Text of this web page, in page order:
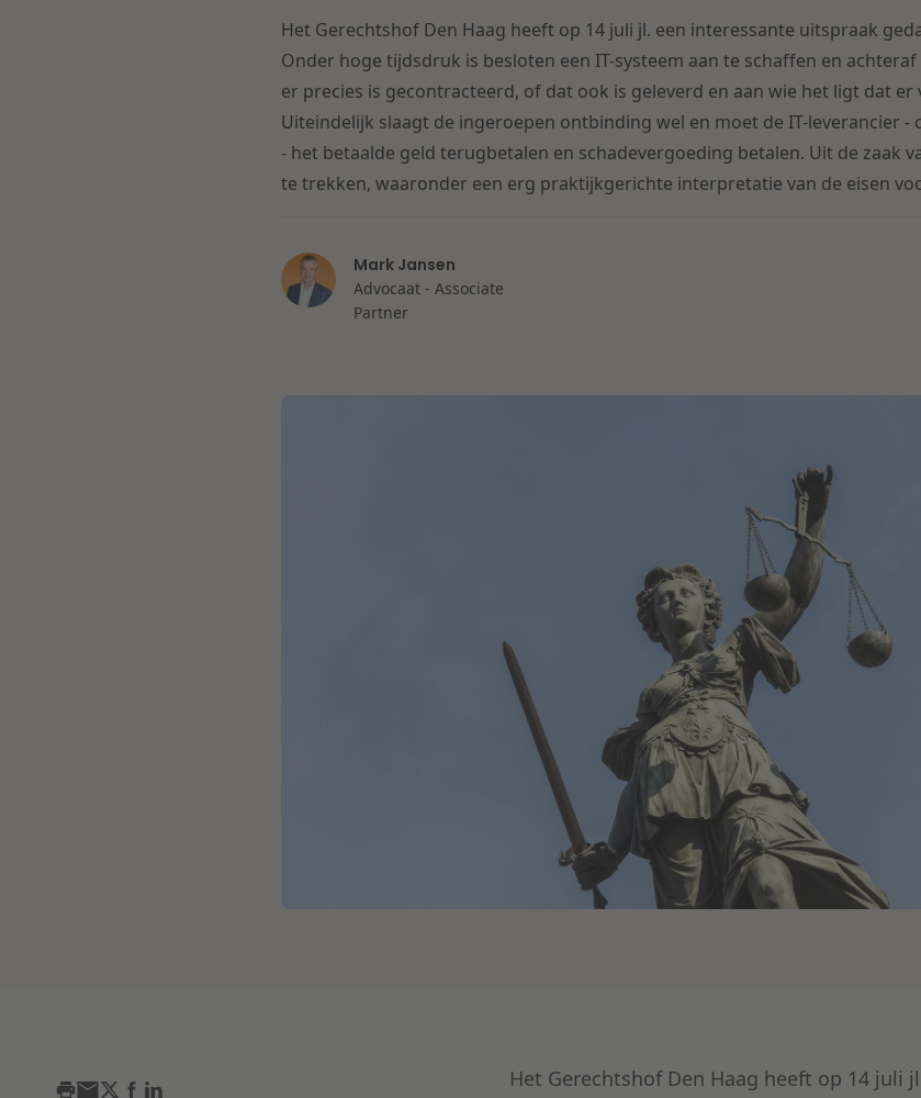
Het Gerechtshof Den Haag heeft op 14 juli jl. een interessante uitspraak
Onder hoge tijdsdruk is besloten een IT-systeem aan te schaffen en
er precies is gecontracteerd, of dat ook is geleverd en aan wie het ligt dat
Uiteindelijk slaagt de ingeroepen ontbinding wel en moet de IT-leverancier -
- het betaalde geld terugbetalen en schadevergoeding betalen. Uit de zaak
te trekken, waaronder een erg praktijkgerichte interpretatie van de eisen
Mark Jansen
Advocaat - Associate
Partner
Het Gerechtshof Den Haag heeft op 14 juli